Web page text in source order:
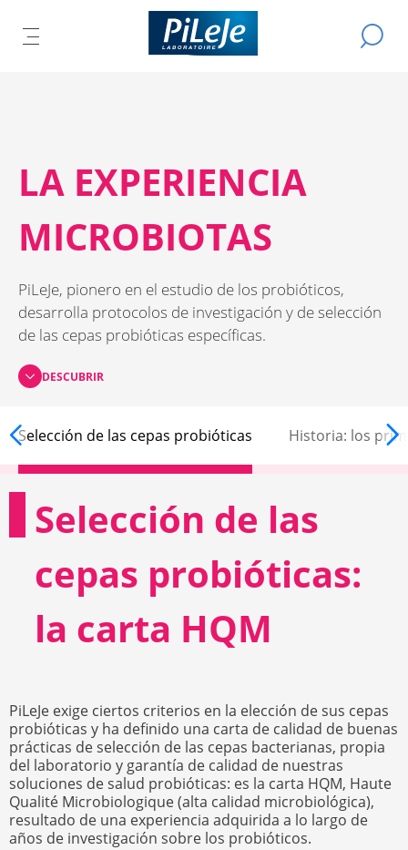
ABRIR
Todos
los
Efectuar
una
LA EXPERIENCIA
MICROBIOTAS
PiLeJe, pionero en el estudio de los probióticos,
desarrolla protocolos de investigación y de selección
de las cepas probióticas específicas.
DESCUBRIR
Selección de las cepas probióticas Historia: los
Selección de las
cepas probióticas:
la carta HQM
PiLeJe exige ciertos criterios en la elección de sus cepas
probióticas y ha definido una carta de calidad de buenas
prácticas de selección de las cepas bacterianas, propia
del laboratorio y garantía de calidad de nuestras
soluciones de salud probióticas: es la carta HQM, Haute
Qualité Microbiologique (alta calidad microbiológica),
resultado de una experiencia adquirida a lo largo de
años de investigación sobre los probióticos.